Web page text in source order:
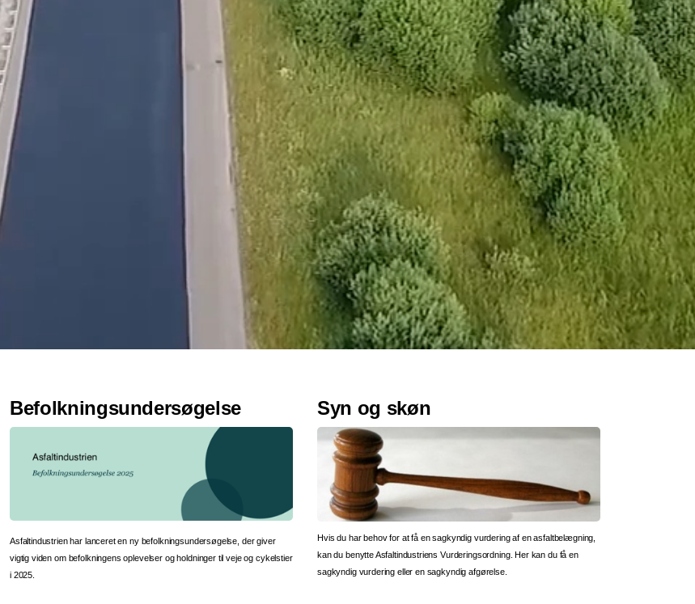
Befolkningsundersøgelse
Asfaltindustrien har lanceret en ny befolkningsundersøgelse, der giver
vigtig viden om befolkningens oplevelser og holdninger til veje og cykelstier
i 2025.
Syn og skøn
Hvis du har behov for at få en sagkyndig vurdering af en asfaltbelægning,
kan du benytte Asfaltindustriens Vurderingsordning. Her kan du få en
sagkyndig vurdering eller en sagkyndig afgørelse.